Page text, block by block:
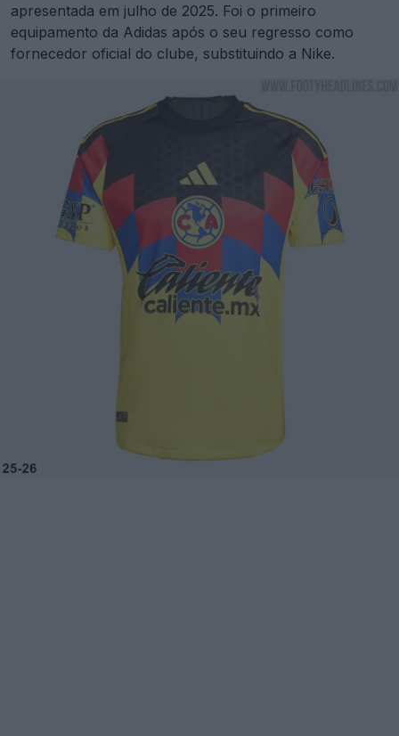
apresentada em julho de 2025. Foi o primeiro
equipamento da Adidas após o seu regresso como
fornecedor oficial do clube, substituindo a Nike.